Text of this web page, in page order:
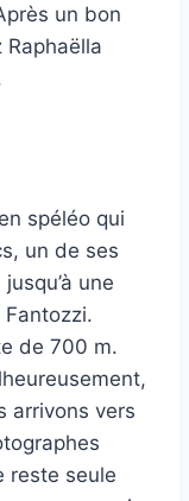
un bon
spéléo qui
un de ses
une
Fantozzi.
de 700 m.
arrivons vers
reste seule